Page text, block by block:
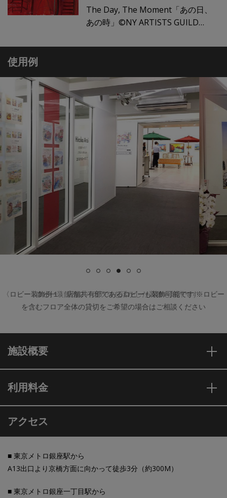
The Day, The Moment「あの日、
あの時」©NY ARTISTS GUILD
個展をG.Itoya B1階 Inspi
使用例
〈ロビー装飾例２〉ガラスを活かした装飾も好評です
施設概要
利用料金
アクセス
■ 東京メトロ銀座駅から
A13出口より京橋方面に向かって徒歩3分（約300M）
■ 東京メトロ銀座一丁目駅から